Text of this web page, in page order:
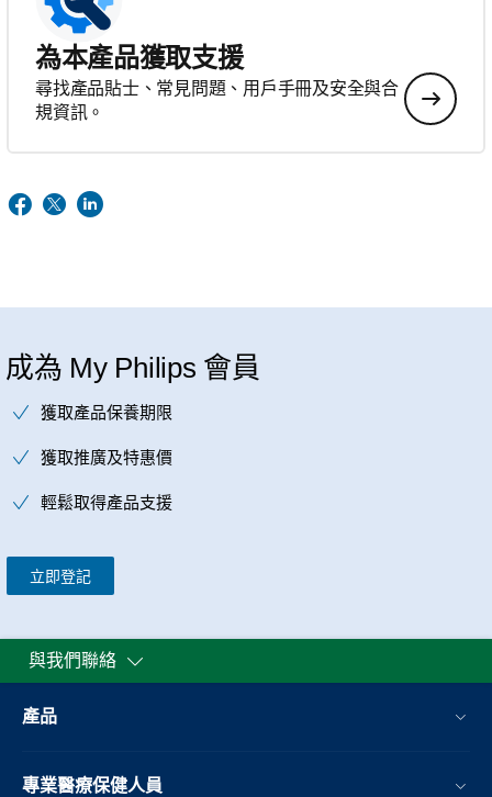
為本產品獲取支援
尋找產品貼士、常見問題、用戶手冊及安全與合
規資訊。
成為 My Philips 會員
獲取產品保養期限
獲取推廣及特惠價
輕鬆取得產品支援
立即登記
與我們聯絡
產品
專業醫療保健人員